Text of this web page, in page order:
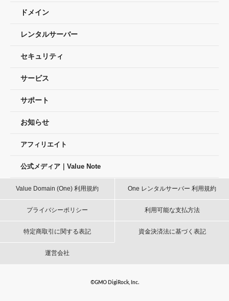
Value Domain (One) 利用規約 One レンタルサーバー 利用規約
プライバシーポリシー 利用可能な支払方法
特定商取引に関する表記 資金決済法に基づく表記
運営会社
ドメイン
レンタルサーバー
セキュリティ
サービス
サポート
お知らせ
アフィリエイト
公式メディア｜Value Note
©GMO DigiRock, Inc.